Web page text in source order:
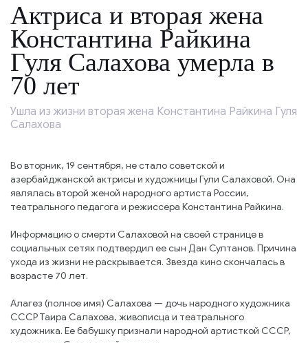
Актриса и вторая жена
Константина Райкина
Гуля Салахова умерла в
70 лет
Ушла из жизни вторая жена Константина Райкина Гуля
Салахова
Во вторник, 19 сентября, не стало советской и
азербайджанской актрисы и художницы Гули Салаховой. Она
являлась второй женой народного артиста России,
театрального педагога и режиссера Константина Райкина.
Информацию о смерти Салаховой на своей странице в
социальных сетях подтвердил ее сын Дан Султанов. Причина
ухода из жизни не раскрывается. ​Звезда кино скончалась в
возрасте 70 ​лет.
Алагез (полное имя) Салахова — дочь народного художника
СССР Таира Салахова, живописца и театрального
художника. Ее бабушку признали народной артисткой СССР,